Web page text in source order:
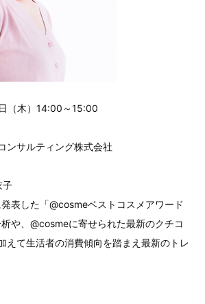
（木）14:00～15:00
ンサルティング株式会社
子
表した「@cosmeベストコスメアワード
や、@cosmeに寄せられた最新のクチコ
えて生活者の消費傾向を踏まえ最新のトレ